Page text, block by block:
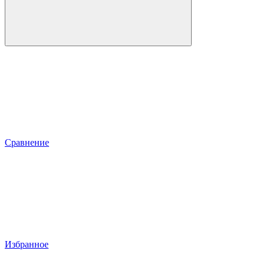
Сравнение
Избранное